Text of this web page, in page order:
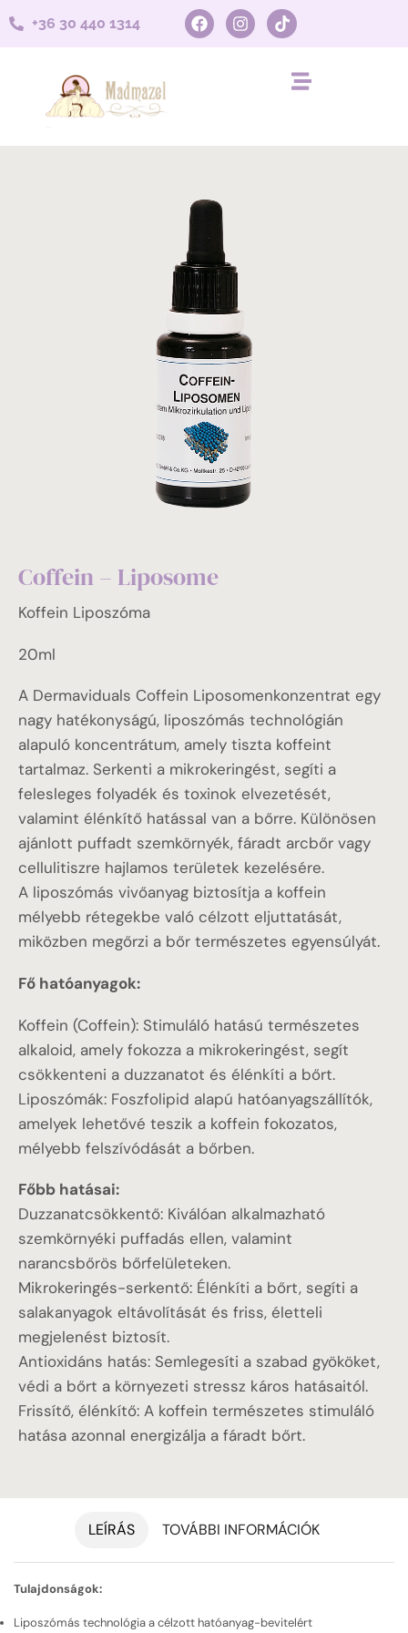
+36 30 440 1314
Coffein – Liposome
Koffein Liposzóma
20ml
A Dermaviduals Coffein Liposomenkonzentrat egy
nagy hatékonyságú, liposzómás technológián
alapuló koncentrátum, amely tiszta koffeint
tartalmaz. Serkenti a mikrokeringést, segíti a
felesleges folyadék és toxinok elvezetését,
valamint élénkítő hatással van a bőrre. Különösen
ajánlott puffadt szemkörnyék, fáradt arcbőr vagy
cellulitiszre hajlamos területek kezelésére.
A liposzómás vivőanyag biztosítja a koffein
mélyebb rétegekbe való célzott eljuttatását,
miközben megőrzi a bőr természetes egyensúlyát.
Fő hatóanyagok:
Koffein (Coffein): Stimuláló hatású természetes
alkaloid, amely fokozza a mikrokeringést, segít
csökkenteni a duzzanatot és élénkíti a bőrt.
Liposzómák: Foszfolipid alapú hatóanyagszállítók,
amelyek lehetővé teszik a koffein fokozatos,
mélyebb felszívódását a bőrben.
Főbb hatásai:
Duzzanatcsökkentő: Kiválóan alkalmazható
szemkörnyéki puffadás ellen, valamint
narancsbőrös bőrfelületeken.
Mikrokeringés-serkentő: Élénkíti a bőrt, segíti a
salakanyagok eltávolítását és friss, életteli
megjelenést biztosít.
Antioxidáns hatás: Semlegesíti a szabad gyököket,
védi a bőrt a környezeti stressz káros hatásaitól.
Frissítő, élénkítő: A koffein természetes stimuláló
hatása azonnal energizálja a fáradt bőrt.
LEÍRÁS TOVÁBBI INFORMÁCIÓK
Tulajdonságok:
Liposzómás technológia a célzott hatóanyag-bevitelért